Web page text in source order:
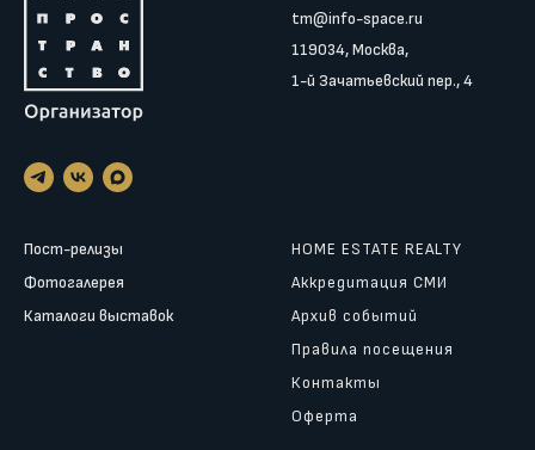
tm@info-space.ru
119034, Москва,
1-й Зачатьевский пер., 4
Пост-релизы
Фотогалерея
Каталоги выставок
HOME ESTATE REALTY
Аккредитация СМИ
Архив событий
Правила посещения
Контакты
Оферта